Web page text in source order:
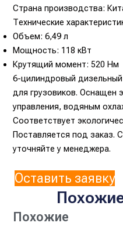
Страна производства:
Технические
Объем: 6,49 л
Мощность: 118 кВт
Крутящий момент: 520 Нм
6-цилиндровый
для грузовиков. Оснащен
управления, водяным
Соответствует
Поставляется под заказ.
уточняйте у менеджера.
Оставить заявку
Похожие